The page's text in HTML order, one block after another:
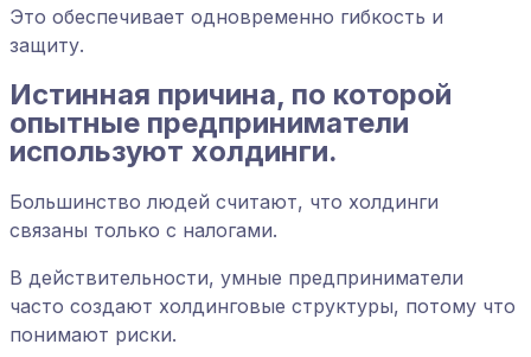
Это обеспечивает одновременно гибкость и
защиту.
Истинная причина, по которой
опытные предприниматели
используют холдинги.
Большинство людей считают, что холдинги
связаны только с налогами.
В действительности, умные предприниматели
часто создают холдинговые структуры, потому что
понимают риски.